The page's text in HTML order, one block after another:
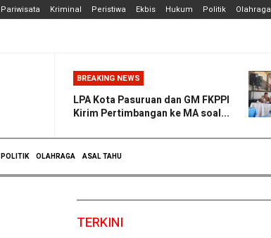
Pariwisata Kriminal Peristiwa Ekbis Hukum Politik Olahraga
BREAKING NEWS
LPA Kota Pasuruan dan GM FKPPI
Kirim Pertimbangan ke MA soal...
POLITIK OLAHRAGA ASAL TAHU
TERKINI